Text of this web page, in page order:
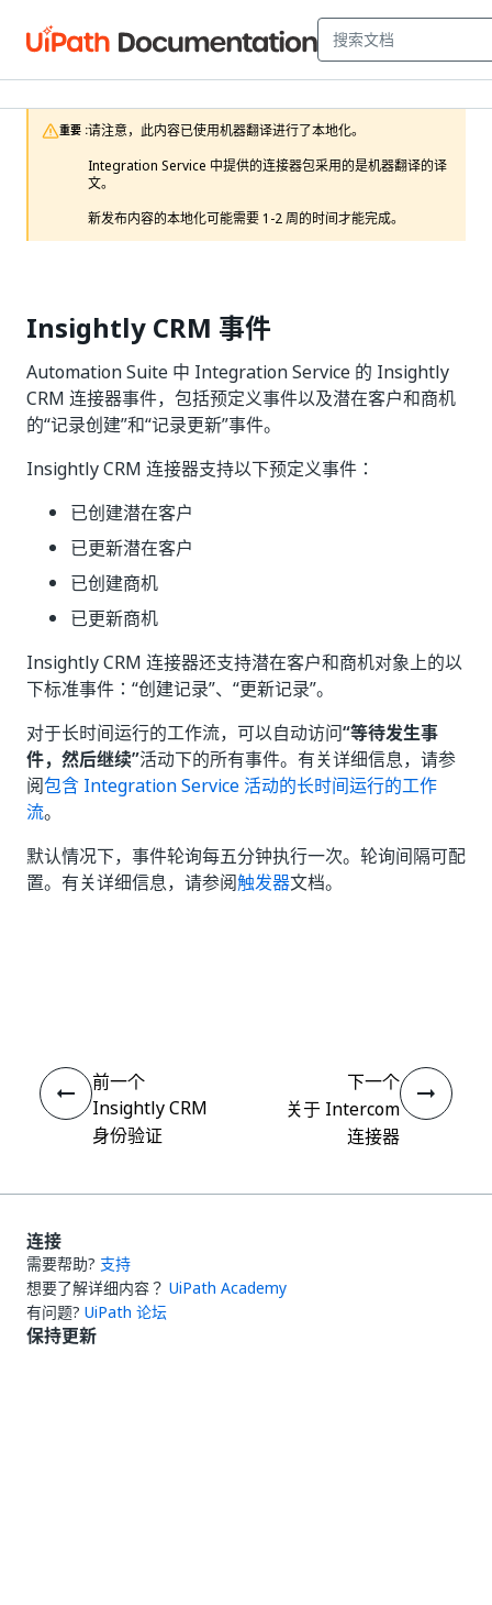
重要 :请注意，此内容已使用机器翻译进行了本地化。
Integration Service 中提供的连接器包采用的是机器翻译的译
文。
新发布内容的本地化可能需要 1-2 周的时间才能完成。
Insightly CRM 事件
Automation Suite 中 Integration Service 的 Insightly
CRM 连接器事件，包括预定义事件以及潜在客户和商机
的“记录创建”和“记录更新”事件。
Insightly CRM 连接器支持以下预定义事件：
已创建潜在客户
已更新潜在客户
已创建商机
已更新商机
Insightly CRM 连接器还支持潜在客户和商机对象上的以
下标准事件：“创建记录”、“更新记录”。
对于长时间运行的工作流，可以自动访问“等待发生事
件，然后继续”活动下的所有事件。有关详细信息，请参
阅包含 Integration Service 活动的长时间运行的工作
流。
默认情况下，事件轮询每五分钟执行一次。轮询间隔可配
置。有关详细信息，请参阅触发器文档。
前一个
Insightly CRM
身份验证
下一个
关于 Intercom
连接器
连接
需要帮助? 支持
想要了解详细内容？ UiPath Academy
有问题? UiPath 论坛
保持更新